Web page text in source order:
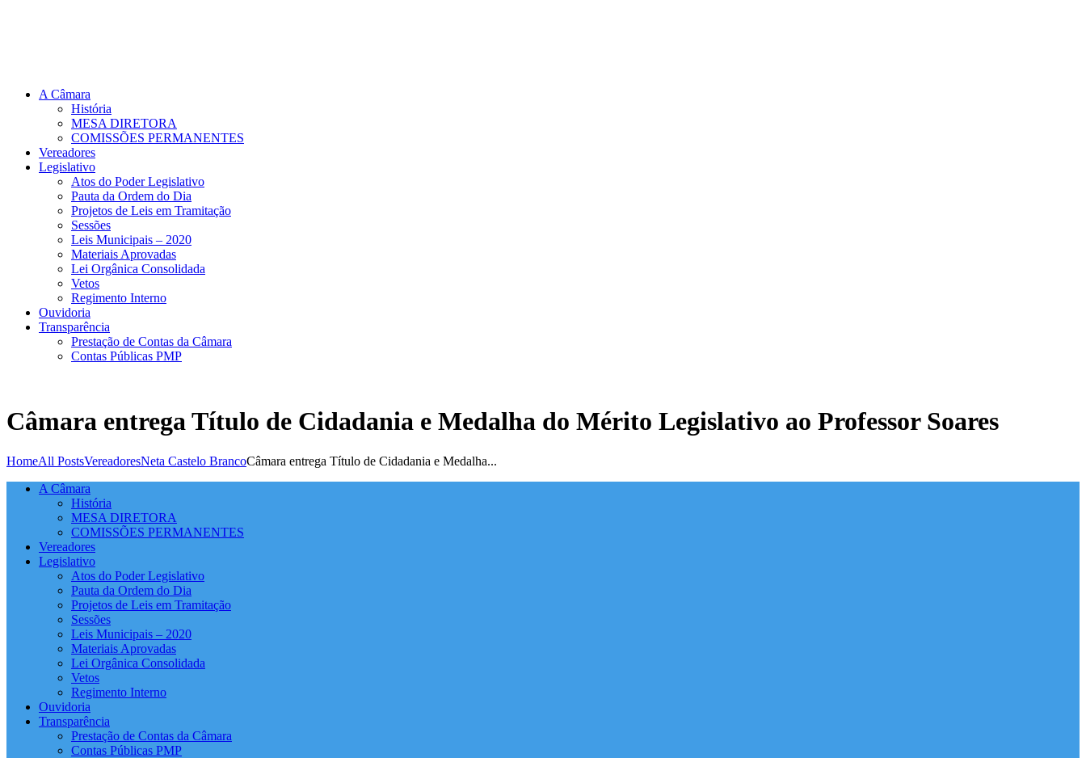
A Câmara
História
MESA DIRETORA
COMISSÕES PERMANENTES
Vereadores
Legislativo
Atos do Poder Legislativo
Pauta da Ordem do Dia
Projetos de Leis em Tramitação
Sessões
Leis Municipais – 2020
Materiais Aprovadas
Lei Orgânica Consolidada
Vetos
Regimento Interno
Ouvidoria
Transparência
Prestação de Contas da Câmara
Contas Públicas PMP
Câmara entrega Título de Cidadania e Medalha do Mérito Legislativo ao Professor Soares
HomeAll PostsVereadoresNeta Castelo BrancoCâmara entrega Título de Cidadania e Medalha...
A Câmara
História
MESA DIRETORA
COMISSÕES PERMANENTES
Vereadores
Legislativo
Atos do Poder Legislativo
Pauta da Ordem do Dia
Projetos de Leis em Tramitação
Sessões
Leis Municipais – 2020
Materiais Aprovadas
Lei Orgânica Consolidada
Vetos
Regimento Interno
Ouvidoria
Transparência
Prestação de Contas da Câmara
Contas Públicas PMP